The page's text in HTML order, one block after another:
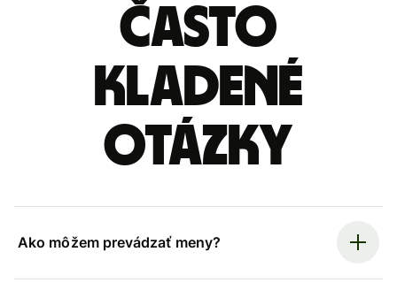
Často
kladené
otázky
Ako môžem prevádzať meny?